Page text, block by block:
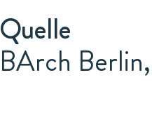
Quelle
BArch